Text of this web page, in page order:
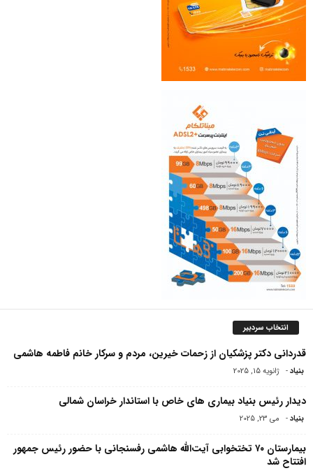
انتخاب سردبیر
قدردانی دکتر پزشکیان از زحمات خیرین، مردم و سرکار خانم فاطمه هاشمی
بنیاد- ژانویه 15, 2025
دیدار رئیس بنیاد بیماری های خاص با استاندار خراسان شمالی
بنیاد- می 23, 2025
بیمارستان ۷۰ تختخوابی آیت‌الله هاشمی رفسنجانی با حضور رئیس جمهور
افتتاح شد